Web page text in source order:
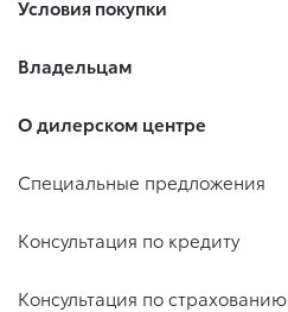
Условия покупки
Владельцам
О дилерском центре
Специальные предложения
Консультация по кредиту
Консультация по страхованию